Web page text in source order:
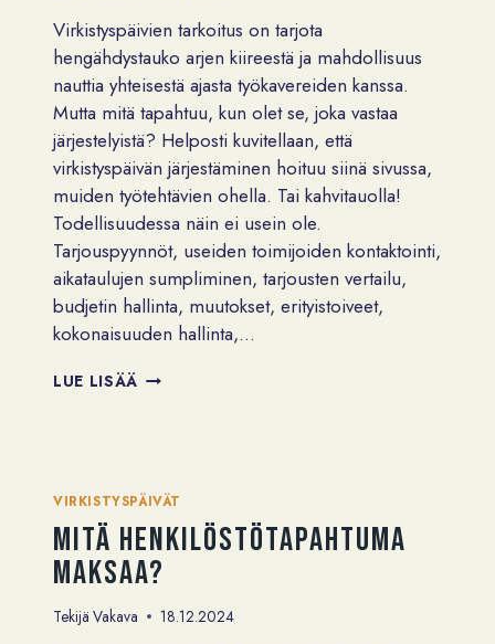
Virkistyspäivien tarkoitus on tarjota
hengähdystauko arjen kiireestä ja mahdollisuus
nauttia yhteisestä ajasta työkavereiden kanssa.
Mutta mitä tapahtuu, kun olet se, joka vastaa
järjestelyistä? Helposti kuvitellaan, että
virkistyspäivän järjestäminen hoituu siinä sivussa,
muiden työtehtävien ohella. Tai kahvitauolla!
Todellisuudessa näin ei usein ole.
Tarjouspyynnöt, useiden toimijoiden kontaktointi,
aikataulujen sumpliminen, tarjousten vertailu,
budjetin hallinta, muutokset, erityistoiveet,
kokonaisuuden hallinta,…
LUE LISÄÄ ONKO
HÄNELLE,
JOKA
JÄRJESTÄÄ?
VIRKISTYSPÄIVÄT
Mitä henkilöstötapahtuma
maksaa?
Tekijä Vakava 18.12.2024